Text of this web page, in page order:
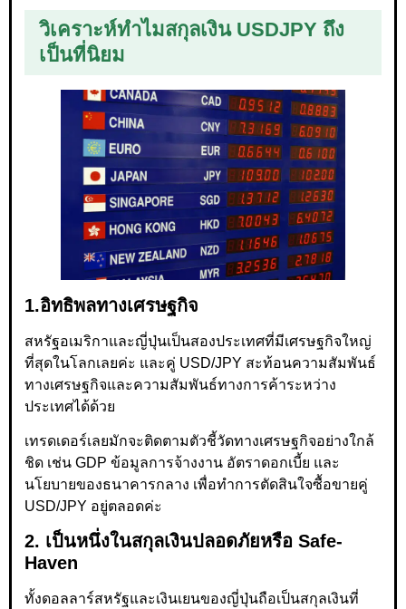
วิเคราะห์ทำไมสกุลเงิน USDJPY ถึง
เป็นที่นิยม
1.อิทธิพลทางเศรษฐกิจ
สหรัฐอเมริกาและญี่ปุ่นเป็นสองประเทศที่มีเศรษฐกิจใหญ่
ที่สุดในโลกเลยค่ะ และคู่ USD/JPY สะท้อนความสัมพันธ์
ทางเศรษฐกิจและความสัมพันธ์ทางการค้าระหว่าง
ประเทศได้ด้วย
เทรดเดอร์เลยมักจะติดตามตัวชี้วัดทางเศรษฐกิจอย่างใกล้
ชิด เช่น GDP ข้อมูลการจ้างงาน อัตราดอกเบี้ย และ
นโยบายของธนาคารกลาง เพื่อทำการตัดสินใจซื้อขายคู่
USD/JPY อยู่ตลอดค่ะ
2. เป็นหนึ่งในสกุลเงินปลอดภัยหรือ Safe-
Haven
ทั้งดอลลาร์สหรัฐและเงินเยนของญี่ปุ่นถือเป็นสกุลเงินที่